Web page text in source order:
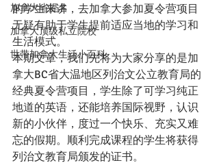
加拿大省提名
加拿大顶级私立院校
世带加拿大生活小百科
的学生来讲，去加拿大参加夏令营项目
无疑有助于学生提前适应当地的学习和
生活模式。
本期文章，我们先将为大家分享的是加
拿大BC省大温地区列治文公立教育局的
经典夏令营项目，学生除了可学习纯正
地道的英语，还能培养国际视野，认识
新的小伙伴，度过一个快乐、充实又难
忘的假期。顺利完成课程的学生将获得
列治文教育局颁发的证书。